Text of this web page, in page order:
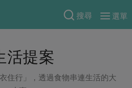
搜尋
選單
當令水果
活提案
住行」，透過食物串連生活的大